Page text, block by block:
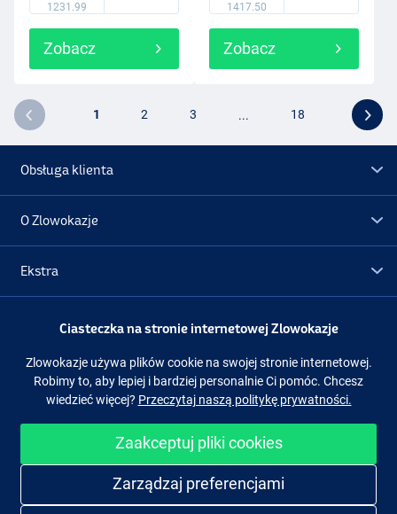
1231.99
Zobacz
1417.50
Zobacz
1 2 3 ... 18
Obsługa klienta
O Zlowokazje
Ekstra
Promocje
Obserwuj nas Facebook Instagram
Ciasteczka na stronie internetowej Zlowokazje
Zlowokazje używa plików cookie na swojej stronie internetowej.
Robimy to, aby lepiej i bardziej personalnie Ci pomóc. Chcesz
wiedzieć więcej? Przeczytaj naszą politykę prywatności.
Zaakceptuj pliki cookies
Zarządzaj preferencjami